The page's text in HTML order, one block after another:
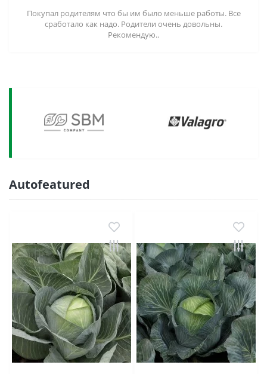
Покупал родителям что бы им было меньше работы. Все
сработало как надо. Родители очень довольны.
Рекомендую..
Autofeatured